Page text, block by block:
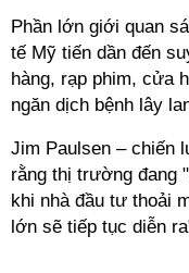
Phần lớn giới quan
tế Mỹ tiến dần đến
hàng, rạp phim, cửa
ngăn dịch bệnh lây
Jim Paulsen – chiến
rằng thị trường đang
khi nhà đầu tư thoải
lớn sẽ tiếp tục diễn